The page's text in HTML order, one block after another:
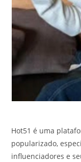
Hot51 é uma
popularizado,
influenciadores e